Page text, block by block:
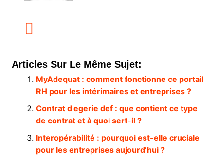
Articles Sur Le Même Sujet:
MyAdequat : comment fonctionne ce portail
RH pour les intérimaires et entreprises ?
Contrat d’egerie def : que contient ce type
de contrat et à quoi sert-il ?
Interopérabilité : pourquoi est-elle cruciale
pour les entreprises aujourd’hui ?